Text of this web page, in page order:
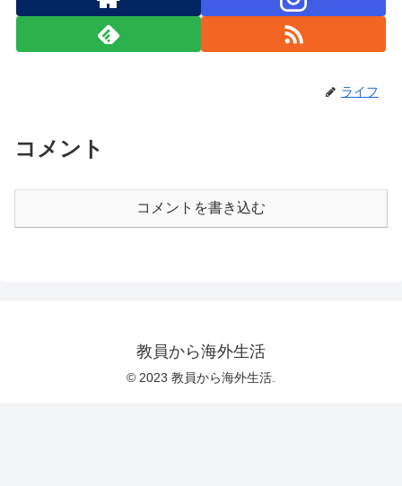
ライフ
コメント
コメントを書き込む
教員から海外生活
© 2023 教員から海外生活.